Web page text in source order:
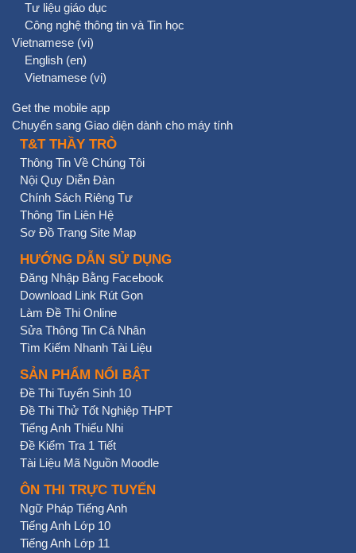
Tư liệu giáo dục
Công nghệ thông tin và Tin học
Vietnamese ‎(vi)‎
English ‎(en)‎
Vietnamese ‎(vi)‎
Get the mobile app
Chuyển sang Giao diện dành cho máy tính
T&T THẦY TRÒ
Thông Tin Về Chúng Tôi
Nội Quy Diễn Đàn
Chính Sách Riêng Tư
Thông Tin Liên Hệ
Sơ Đồ Trang Site Map
HƯỚNG DẪN SỬ DỤNG
Đăng Nhập Bằng Facebook
Download Link Rút Gọn
Làm Đề Thi Online
Sửa Thông Tin Cá Nhân
Tìm Kiếm Nhanh Tài Liệu
SẢN PHẨM NỔI BẬT
Đề Thi Tuyển Sinh 10
Đề Thi Thử Tốt Nghiệp THPT
Tiếng Anh Thiếu Nhi
Đề Kiểm Tra 1 Tiết
Tài Liệu Mã Nguồn Moodle
ÔN THI TRỰC TUYẾN
Ngữ Pháp Tiếng Anh
Tiếng Anh Lớp 10
Tiếng Anh Lớp 11